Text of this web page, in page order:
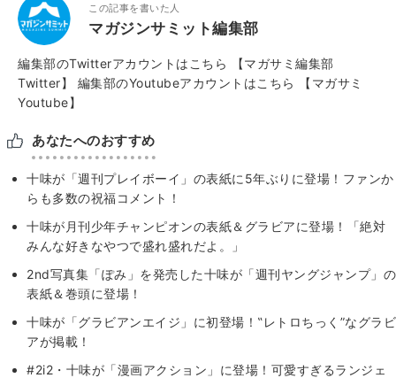
この記事を書いた人
マガジンサミット編集部
編集部のTwitterアカウントはこちら
【マガサミ編集部
Twitter】
編集部のYoutubeアカウントはこちら
【マガサミ
Youtube】
あなたへのおすすめ
十味が「週刊プレイボーイ」の表紙に5年ぶりに登場！ファンか
らも多数の祝福コメント！
十味が月刊少年チャンピオンの表紙＆グラビアに登場！「絶対
みんな好きなやつで盛れ盛れだよ。」
2nd写真集「ぽみ」を発売した十味が「週刊ヤングジャンプ」の
表紙＆巻頭に登場！
十味が「グラビアンエイジ」に初登場！‟レトロちっく”なグラビ
アが掲載！
#2i2・十味が「漫画アクション」に登場！可愛すぎるランジェ